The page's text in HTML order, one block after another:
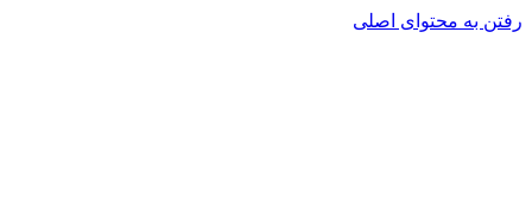
رفتن به محتوای اصلی